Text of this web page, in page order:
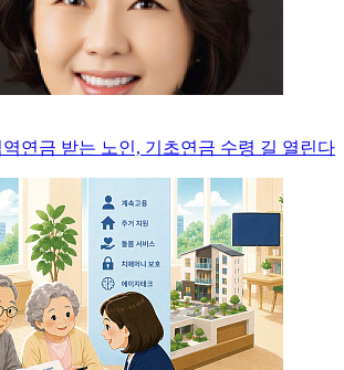
역연금 받는 노인, 기초연금 수령 길 열린다